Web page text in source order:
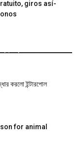
giros así­
বছরের জেল
করলো ইন্টারপোল
for animal